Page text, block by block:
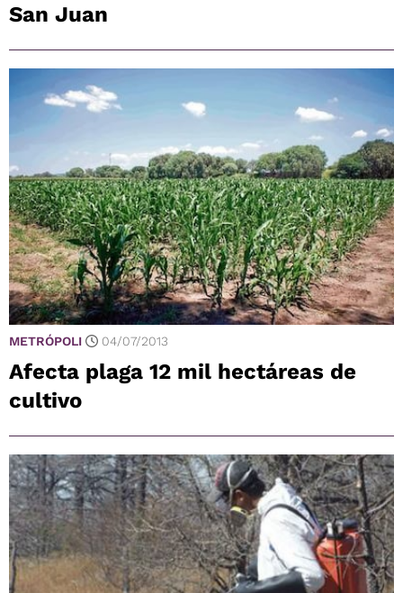
San Juan
METRÓPOLI 04/07/2013
Afecta plaga 12 mil hectáreas de
cultivo